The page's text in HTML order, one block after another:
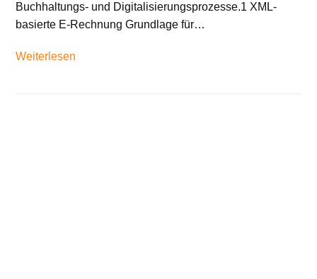
Buchhaltungs- und Digitalisierungsprozesse.1 XML-
basierte E-Rechnung Grundlage für…
Weiterlesen